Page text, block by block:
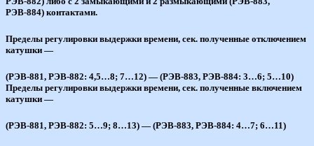
РЭВ-884) контактами.
Пределы регулировки выдержки времени, сек. полученные отключением
катушки —
(РЭВ-881, РЭВ-882: 4,5…8; 7…12) — (РЭВ-883, РЭВ-884: 3…6; 5…10)
Пределы регулировки выдержки времени, сек. полученные включением
катушки —
(РЭВ-881, РЭВ-882: 5…9; 8…13) — (РЭВ-883, РЭВ-884: 4…7; 6…11)